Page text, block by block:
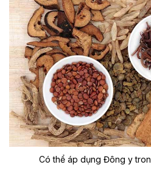
Có thể áp dụng Đông y